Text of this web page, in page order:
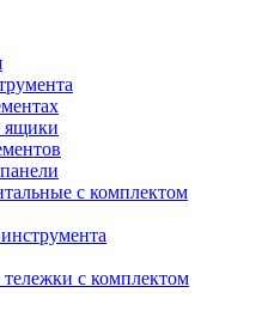
ящики
с комплектом
с комплектом